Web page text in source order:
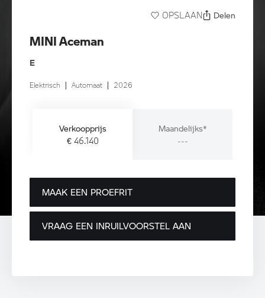
OPSLAAN Delen
MINI Aceman
E
Elektrisch | Automaat | 2026
Verkoopprijs
€ 46.140
Maandelijks*
---
MAAK EEN PROEFRIT
VRAAG EEN INRUILVOORSTEL AAN